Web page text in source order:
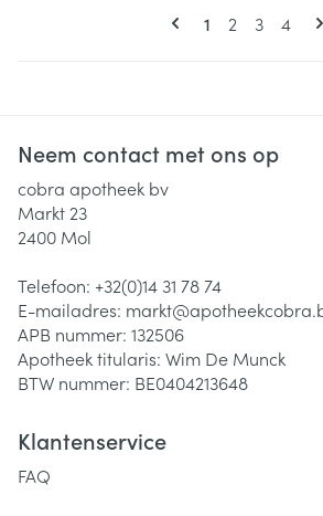
Pagina's
U lees
1 Pagina
2 Pagina
3 4
Neem contact met ons op
cobra apotheek bv
Markt 23
2400 Mol
Telefoon: +32(0)14 31 78 74
E-mailadres: markt@
APB nummer: 132506
Apotheek titularis: Wim De Munck
BTW nummer: BE0404213648
Klantenservice
FAQ